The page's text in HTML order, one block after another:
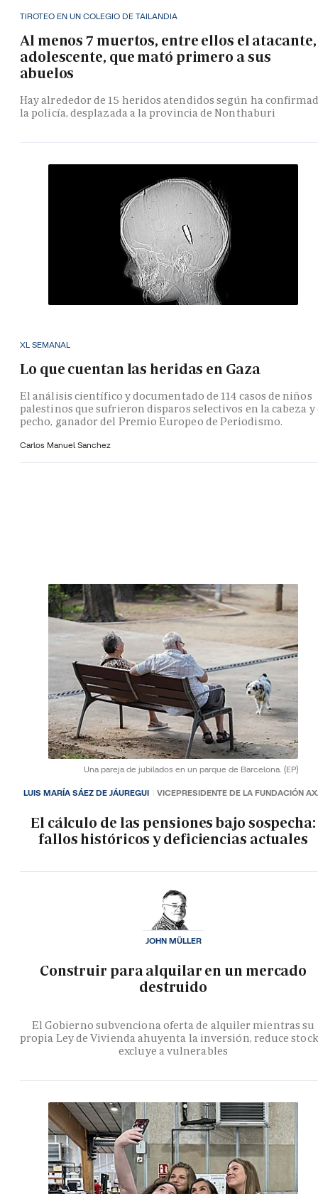
TIROTEO EN UN COLEGIO DE TAILANDIA
Al menos 7 muertos, entre ellos el atacante,
adolescente, que mató primero a sus
abuelos
Hay alrededor de 15 heridos atendidos según ha
la policía, desplazada a la provincia de Nonthaburi
XL SEMANAL
Lo que cuentan las heridas en Gaza
El análisis científico y documentado de 114 casos de niños
palestinos que sufrieron disparos selectivos en la cabeza y
pecho, ganador del Premio Europeo de Periodismo.
Carlos Manuel Sanchez
Una pareja de jubilados en un parque de Barcelona. (EP)
El cálculo de las pensiones bajo sospecha:
fallos históricos y deficiencias actuales
LUIS MARÍA SÁEZ DE JÁUREGUI VICEPRESIDENTE DE LA FUNDACIÓN
Construir para alquilar en un mercado
destruido
El Gobierno subvenciona oferta de alquiler mientras su
propia Ley de Vivienda ahuyenta la inversión, reduce
excluye a vulnerables
JOHN MÜLLER